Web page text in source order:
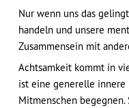
Nur wenn uns das
handeln und unsere
Zusammensein mit
Achtsamkeit kommt in
ist eine generelle innere
Mitmenschen